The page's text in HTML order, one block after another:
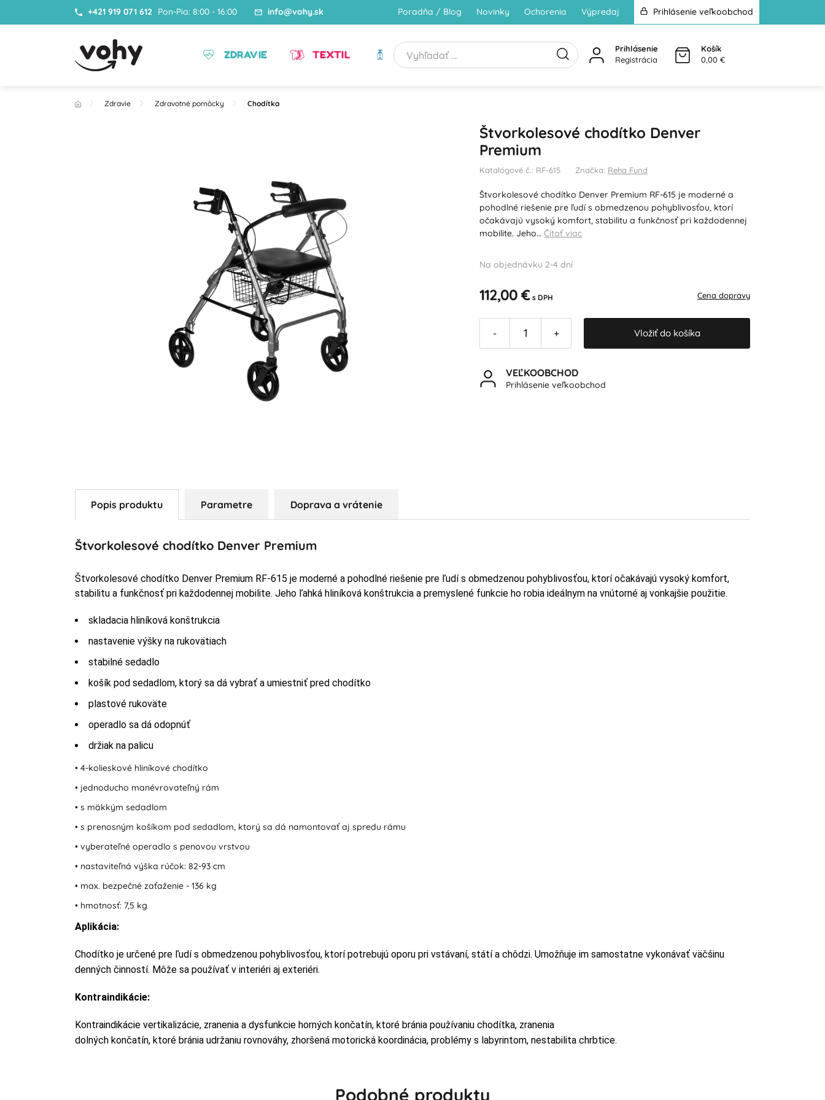
+421 919 071 612 Pon-Pia: 8:00 - 16:00 info@vohy.sk Poradňa / Blog Novinky Ochorenia Výpredaj Prihlásenie veľkoobchod
ZDRAVIE TEXTIL HYGIENA
Prihlásenie
Registrácia
Košík
0,00 €
Zdravie Zdravotné pomôcky Chodítka
Štvorkolesové chodítko Denver
Premium
Katalógové č.: RF-615 Značka: Reha Fund
Štvorkolesové chodítko Denver Premium RF-615 je moderné a
pohodlné riešenie pre ľudí s obmedzenou pohyblivosťou, ktorí
očakávajú vysoký komfort, stabilitu a funkčnosť pri každodennej
mobilite. Jeho…Čítať viac
Na objednávku 2-4 dní
112,00 € s DPH Cena dopravy
- + Vložiť do košíka
VEĽKOOBCHOD
Prihlásenie veľkoobchod
Popis produktu Parametre Doprava a vrátenie
Štvorkolesové chodítko Denver Premium
Štvorkolesové chodítko Denver Premium RF-615 je moderné a pohodlné riešenie pre ľudí s obmedzenou pohyblivosťou, ktorí očakávajú vysoký komfort,
stabilitu a funkčnosť pri každodennej mobilite. Jeho ľahká hliníková konštrukcia a premyslené funkcie ho robia ideálnym na vnútorné aj vonkajšie použitie.
skladacia hliníková konštrukcia
nastavenie výšky na rukovätiach
stabilné sedadlo
košík pod sedadlom, ktorý sa dá vybrať a umiestniť pred chodítko
plastové rukoväte
operadlo sa dá odopnúť
držiak na palicu
• 4-kolieskové hliníkové chodítko
• jednoducho manévrovateľný rám
• s mäkkým sedadlom
• s prenosným košíkom pod sedadlom, ktorý sa dá namontovať aj spredu rámu
• vyberateľné operadlo s penovou vrstvou
• nastaviteľná výška rúčok: 82-93 cm
• max. bezpečné zaťaženie - 136 kg
• hmotnosť: 7,5 kg
Aplikácia:
Chodítko je určené pre ľudí s obmedzenou pohyblivosťou, ktorí potrebujú oporu pri vstávaní, státí a chôdzi. Umožňuje im samostatne vykonávať väčšinu
denných činností. Môže sa používať v interiéri aj exteriéri.
Kontraindikácie:
Kontraindikácie vertikalizácie, zranenia a dysfunkcie horných končatín, ktoré bránia používaniu chodítka, zranenia
dolných končatín, ktoré bránia udržaniu rovnováhy, zhoršená motorická koordinácia, problémy s labyrintom, nestabilita chrbtice.
Podobné produkty